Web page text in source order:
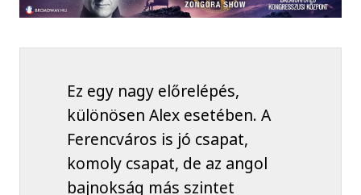
Ez egy nagy előrelépés,
különösen Alex esetében. A
Ferencváros is jó csapat,
komoly csapat, de az angol
bajnokság más szintet